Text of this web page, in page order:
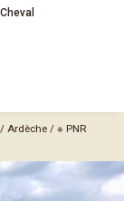
/Ardèche /※ PNR